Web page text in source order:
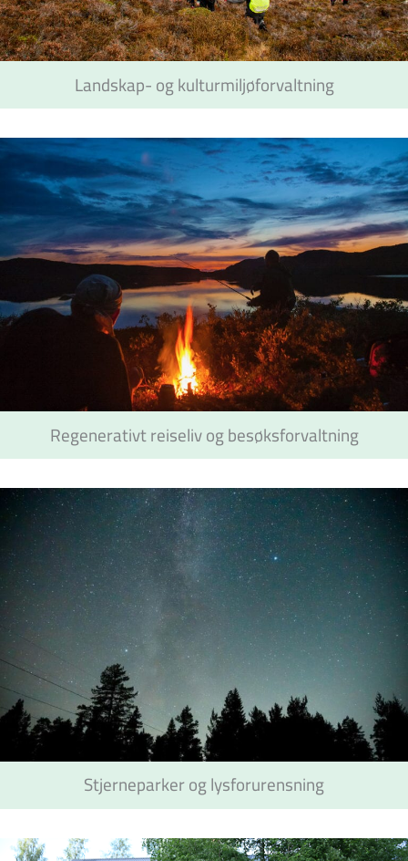
Landskap- og kulturmiljøforvaltning
Regenerativt reiseliv og besøksforvaltning
Stjerneparker og lysforurensning